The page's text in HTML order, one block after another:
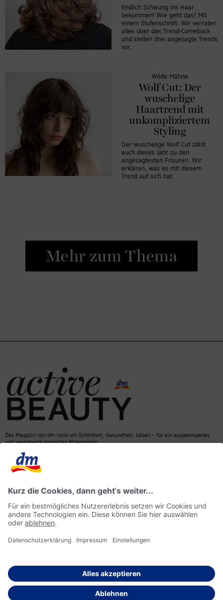
Endlich Schwung ins Haar
bekommen! Wie geht das? Mit
einem Stufenschnitt. Wir verraten
alles über das Trend-Comeback
und stellen drei angesagte Trends
vor.
Wilde Mähne
Wolf Cut: Der
wuschelige
Haartrend mit
unkompliziertem
Styling
Der wuschelige Wolf Cut zählt
auch dieses Jahr zu den
angesagtesten Frisuren. Wir
erklären, was es mit diesem
Trend auf sich hat.
Mehr zum Thema
Das Magazin von dm rund um Schönheit, Gesundheit, Leben – für ein ausgewogenes
und verantwortungsvolles Miteinander.
© 2026 dm drogerie markt GmbH